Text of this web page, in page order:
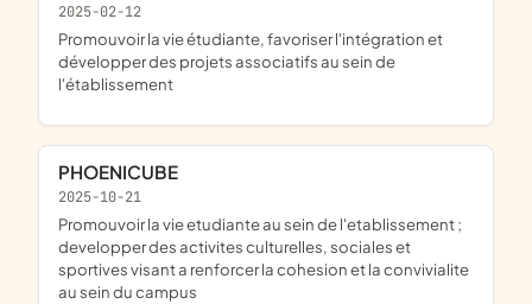
2025-02-12
promouvoir la vie étudiante, favoriser l'intégration et
développer des projets associatifs au sein de
l'établissement
PHOENICUBE
2025-10-21
promouvoir la vie etudiante au sein de l'etablissement ;
developper des activites culturelles, sociales et
sportives visant a renforcer la cohesion et la convivialite
au sein du campus